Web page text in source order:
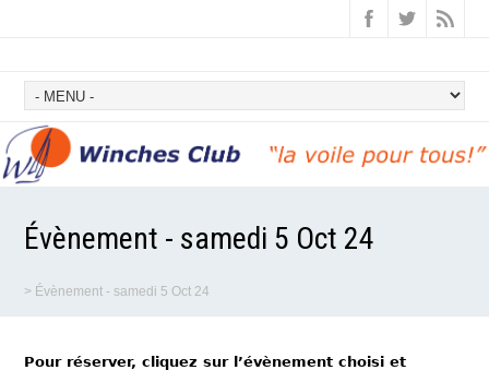
Évènement - samedi 5 Oct 24
> Évènement - samedi 5 Oct 24
Pour réserver, cliquez sur l’évènement choisi et